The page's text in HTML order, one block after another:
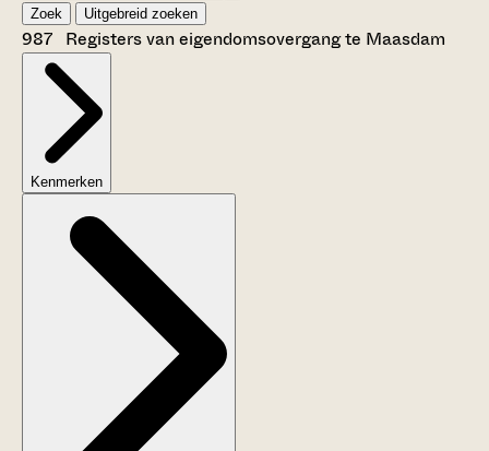
Zoek Uitgebreid zoeken
987 Registers van eigendomsovergang te Maasdam
Kenmerken